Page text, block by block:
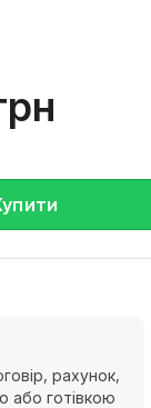
рахунок,
або готівкою